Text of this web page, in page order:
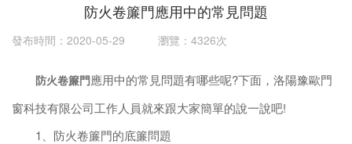
防火卷簾門應用中的常見問題
發布時間：2020-05-29 瀏覽：4326次
防火卷簾門應用中的常見問題有哪些呢?下面，洛陽豫歐門
窗科技有限公司工作人員就來跟大家簡單的說一說吧!
1、防火卷簾門的底簾問題